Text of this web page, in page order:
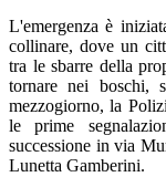
L'emergenza è
collinare, dove un
tra le sbarre della
tornare nei boschi,
mezzogiorno, la
le prime
successione in via
Lunetta Gamberini.